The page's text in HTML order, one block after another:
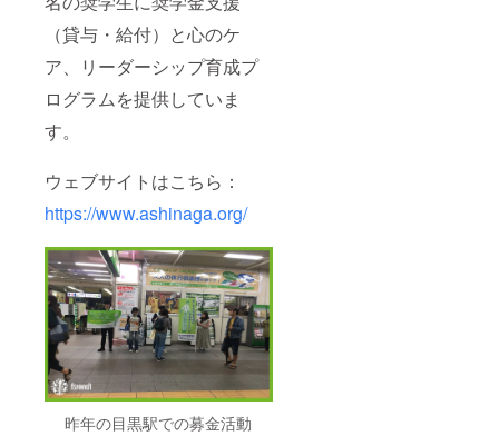
（貸与・給付）と心のケ
ア、リーダーシップ育成プ
ログラムを提供していま
す。
ウェブサイトはこちら：
https://www.ashinaga.org/
昨年の目黒駅での募金活動